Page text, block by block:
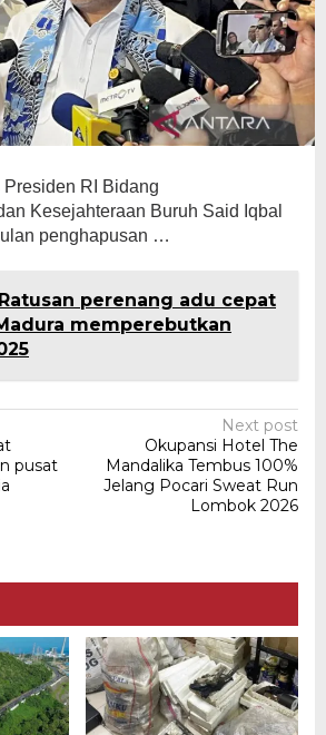
RI Bidang
Kesejahteraan Buruh Said Iqbal
penghapusan …
Ratusan perenang adu cepat
memperebutkan
pusat
Next post
Okupansi Hotel The
Mandalika Tembus 100%
Jelang Pocari Sweat Run
Lombok 2026